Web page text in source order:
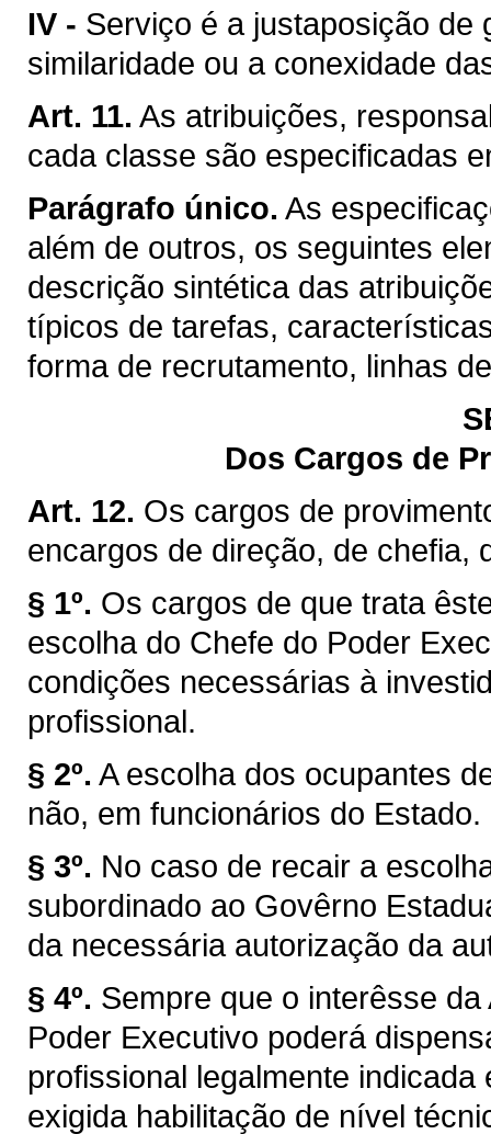
IV - Serviço é a justaposição de
similaridade ou a conexidade
Art. 11. As atribuições,
cada classe são especificadas
Parágrafo único. As
além de outros, os seguintes
descrição sintética das
típicos de tarefas,
forma de recrutamento, linhas
Dos Cargos de
Art. 12. Os cargos de
encargos de direção, de chefia,
§ 1º. Os cargos de que trata
escolha do Chefe do Poder
condições necessárias à
profissional.
§ 2º. A escolha dos ocupantes
não, em funcionários do Estado.
§ 3º. No caso de recair a
subordinado ao Govêrno
da necessária autorização da
§ 4º. Sempre que o interêsse
Poder Executivo poderá
profissional legalmente
exigida habilitação de nível